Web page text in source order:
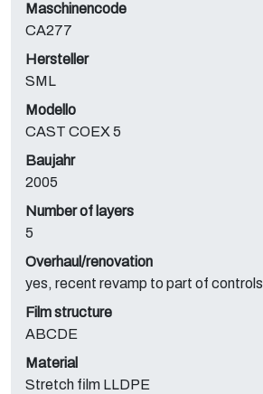
Maschinencode
CA277
Hersteller
SML
Modello
CAST COEX 5
Baujahr
2005
Number of layers
5
Overhaul/renovation
yes, recent revamp to part of controls
Film structure
ABCDE
Material
Stretch film LLDPE